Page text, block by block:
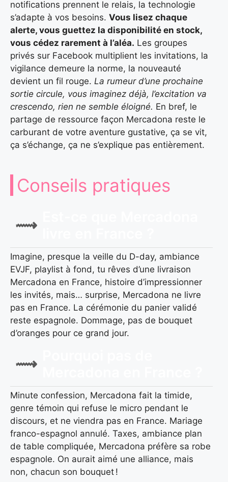
notifications prennent le relais, la technologie
s’adapte à vos besoins. Vous lisez chaque
alerte, vous guettez la disponibilité en stock,
vous cédez rarement à l’aléa. Les groupes
privés sur Facebook multiplient les invitations, la
vigilance demeure la norme, la nouveauté
devient un fil rouge. La rumeur d’une prochaine
sortie circule, vous imaginez déjà, l’excitation va
crescendo, rien ne semble éloigné. En bref, le
partage de ressource façon Mercadona reste le
carburant de votre aventure gustative, ça se vit,
ça s’échange, ça ne s’explique pas entièrement.
Conseils pratiques
Imagine, presque la veille du D-day, ambiance
EVJF, playlist à fond, tu rêves d’une livraison
Mercadona en France, histoire d’impressionner
les invités, mais… surprise, Mercadona ne livre
pas en France. La cérémonie du panier validé
reste espagnole. Dommage, pas de bouquet
d’oranges pour ce grand jour.
Minute confession, Mercadona fait la timide,
genre témoin qui refuse le micro pendant le
discours, et ne viendra pas en France. Mariage
franco-espagnol annulé. Taxes, ambiance plan
de table compliquée, Mercadona préfère sa robe
espagnole. On aurait aimé une alliance, mais
non, chacun son bouquet !